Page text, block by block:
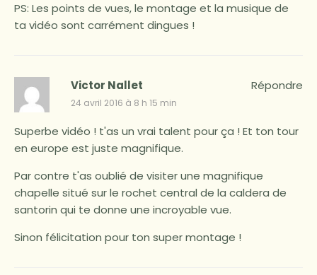
PS: Les points de vues, le montage et la musique de
ta vidéo sont carrément dingues !
Victor Nallet
24 avril 2016 à 8 h 15 min
Superbe vidéo ! t'as un vrai talent pour ça ! Et ton tour
en europe est juste magnifique.
Par contre t'as oublié de visiter une magnifique
chapelle situé sur le rochet central de la caldera de
santorin qui te donne une incroyable vue.
Sinon félicitation pour ton super montage !
Répondre